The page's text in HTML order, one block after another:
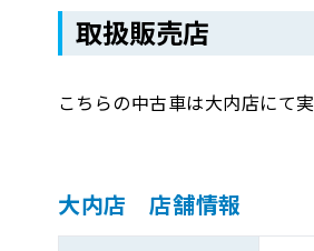
取扱販売店
こちらの中古車は大内店にて
大内店 店舗情報